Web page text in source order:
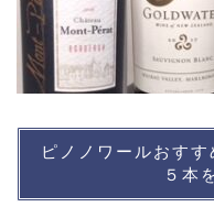
ピノノワールおす
５本